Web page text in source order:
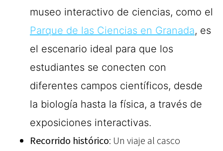
museo interactivo de ciencias, como el
Parque de las Ciencias en Granada, es
el escenario ideal para que los
estudiantes se conecten con
diferentes campos científicos, desde
la biología hasta la física, a través de
exposiciones interactivas.
Recorrido histórico: Un viaje al casco